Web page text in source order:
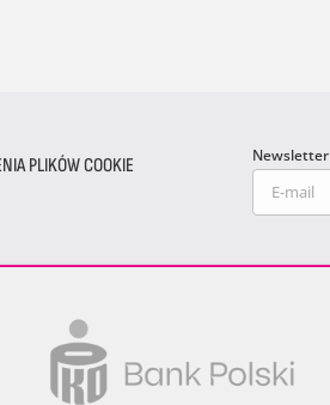
PLIKÓW COOKIE Newsletter